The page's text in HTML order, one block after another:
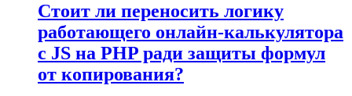
Стоит ли переносить логику
работающего онлайн-калькулятора
с JS на PHP ради защиты формул
от копирования?